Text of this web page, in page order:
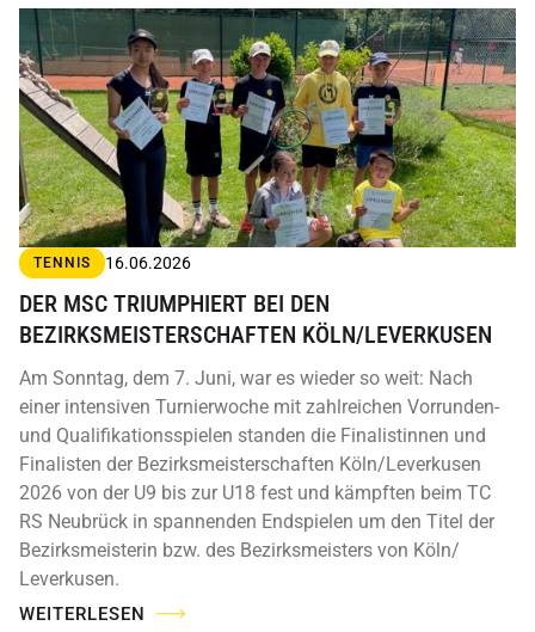
TENNIS 16.06.2026
DER MSC TRIUMPHIERT BEI DEN
BEZIRKSMEISTERSCHAFTEN KÖLN/LEVERKUSEN
Am Sonntag, dem 7. Juni, war es wieder so weit: Nach
einer intensiven Turnierwoche mit zahlreichen Vorrunden-
und Qualifikationsspielen standen die Finalistinnen und
Finalisten der Bezirksmeisterschaften Köln/Leverkusen
2026 von der U9 bis zur U18 fest und kämpften beim TC
RS Neubrück in spannenden Endspielen um den Titel der
Bezirksmeisterin bzw. des Bezirksmeisters von Köln/
Leverkusen.
WEITERLESEN